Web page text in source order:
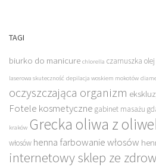
TAGI
biurko do manicure chlorella czarnuszka olej
laserowa skuteczność depilacja woskiem mokotów
oczyszczająca organizm
Fotele kosmetyczne gabinet masażu
kraków Grecka oliwa z
włosów henna farbowanie włosów
internetowy sklep ze